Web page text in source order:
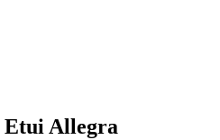
Etui Allegra